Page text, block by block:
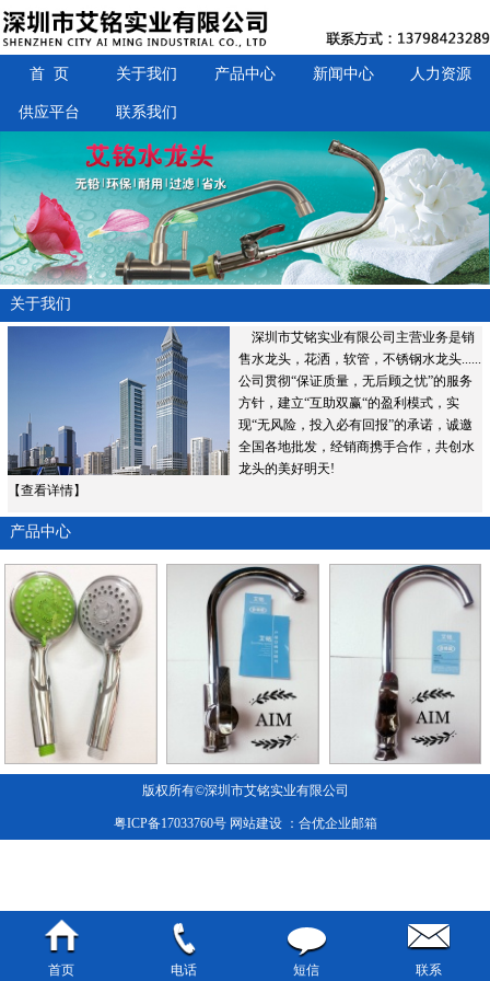
首 页 关于我们 产品中心 新闻中心 人力资源
供应平台 联系我们
关于我们
深圳市艾铭实业有限公司主营业务是销
售水龙头，花洒，软管，不锈钢水龙头......
公司贯彻“保证质量，无后顾之忧”的服务
方针，建立“互助双赢“的盈利模式，实
现“无风险，投入必有回报”的承诺，诚邀
全国各地批发，经销商携手合作，共创水
龙头的美好明天!
【查看详情】
产品中心
版权所有©深圳市艾铭实业有限公司
粤ICP备17033760号 网站建设：合优企业邮箱
首页 电话 短信 联系